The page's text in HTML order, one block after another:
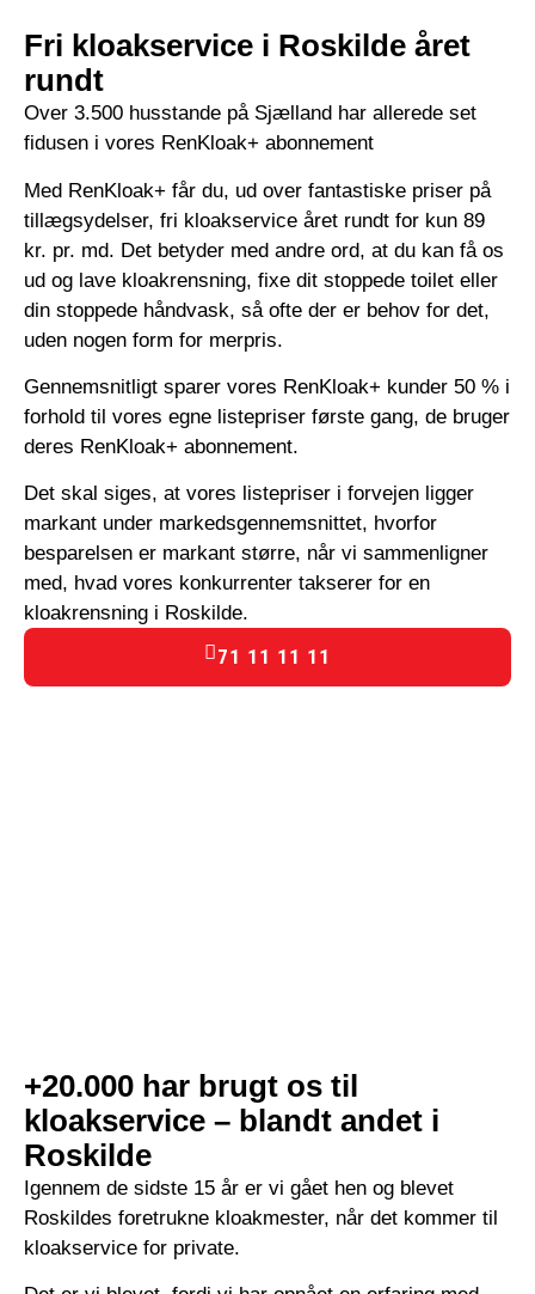
Fri kloakservice i Roskilde året
rundt
Over 3.500 husstande på Sjælland har allerede set
fidusen i vores RenKloak+ abonnement
Med RenKloak+ får du, ud over fantastiske priser på
tillægsydelser, fri kloakservice året rundt for kun 89
kr. pr. md. Det betyder med andre ord, at du kan få os
ud og lave kloakrensning, fixe dit stoppede toilet eller
din stoppede håndvask, så ofte der er behov for det,
uden nogen form for merpris.
Gennemsnitligt sparer vores RenKloak+ kunder 50 % i
forhold til vores egne listepriser første gang, de bruger
deres RenKloak+ abonnement.
Det skal siges, at vores listepriser i forvejen ligger
markant under markedsgennemsnittet, hvorfor
besparelsen er markant større, når vi sammenligner
med, hvad vores konkurrenter takserer for en
kloakrensning i Roskilde.
71 11 11 11
+20.000 har brugt os til
kloakservice – blandt andet i
Roskilde
Igennem de sidste 15 år er vi gået hen og blevet
Roskildes foretrukne kloakmester, når det kommer til
kloakservice for private.